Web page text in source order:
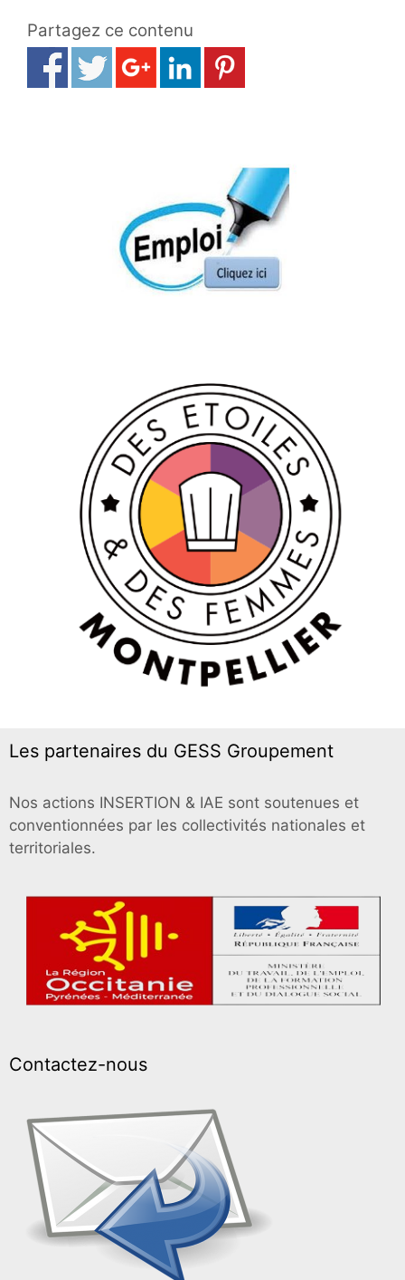
Partagez ce contenu
Les partenaires du GESS Groupement
Nos actions INSERTION & IAE sont soutenues et
conventionnées par les collectivités nationales et
territoriales.
Contactez-nous